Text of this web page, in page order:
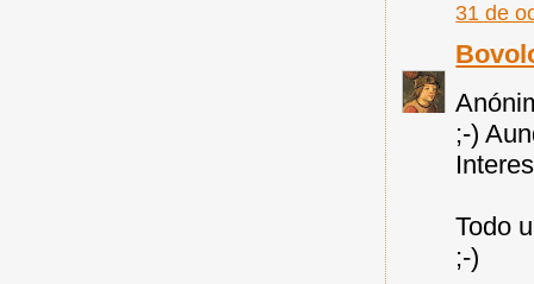
31 de
;-)
Todo
;-)